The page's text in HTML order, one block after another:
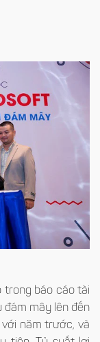
trong báo cáo tài
mây lên đến
năm trước, và